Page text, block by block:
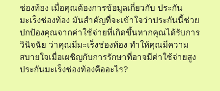
ช่องท้อง เมื่อคุณต้องการข้อมูลเกี่ยวกับ ประกัน
มะเร็งช่องท้อง มันสำคัญที่จะเข้าใจว่าประกันนี้ช่วย
ปกป้องคุณจากค่าใช้จ่ายที่เกิดขึ้นหากคุณได้รับการ
วินิจฉัย ว่าคุณมีมะเร็งช่องท้อง ทำให้คุณมีความ
สบายใจเมื่อเผชิญกับการรักษาที่อาจมีค่าใช้จ่ายสูง
ประกันมะเร็งช่องท้องคืออะไร?